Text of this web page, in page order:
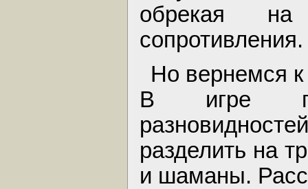
обрекая
сопротивления.
Но вернемся
В игре
разделить на
и шаманы.